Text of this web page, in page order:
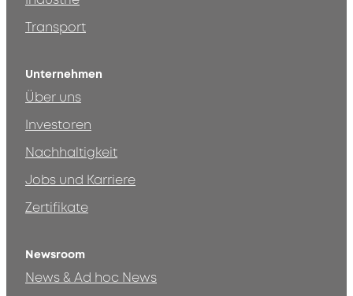
Transport
Unternehmen
Über uns
Investoren
Nachhaltigkeit
Jobs und Karriere
Zertifikate
Newsroom
News & Ad hoc News